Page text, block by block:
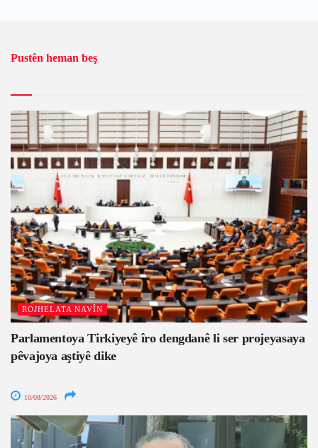
Pustên heman beş
ROJHELATA NAVÎN
Parlamentoya Tirkiyeyê îro dengdanê li ser projeyasaya
pêvajoya aştiyê dike
10/08/2026